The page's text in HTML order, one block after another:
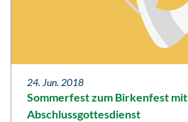
24. Jun. 2018
Sommerfest zum Birkenfest mit
Abschlussgottesdienst